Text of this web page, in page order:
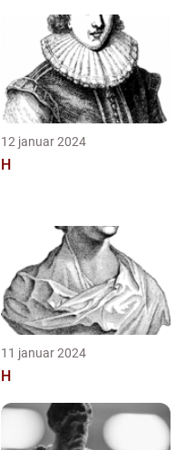
12 januar 2024
H
11 januar 2024
H